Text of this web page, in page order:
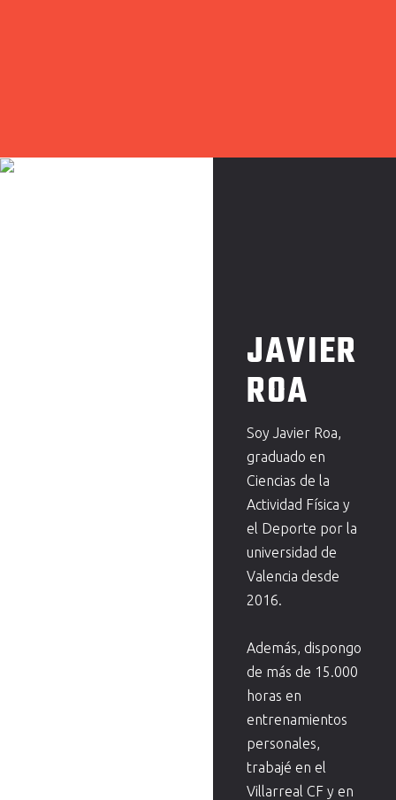
JAVIER
ROA
Soy Javier Roa,
graduado en
Ciencias de la
Actividad Física y
el Deporte por la
universidad de
Valencia desde
2016.
Además, dispongo
de más de 15.000
horas en
entrenamientos
personales,
trabajé en el
Villarreal CF y en